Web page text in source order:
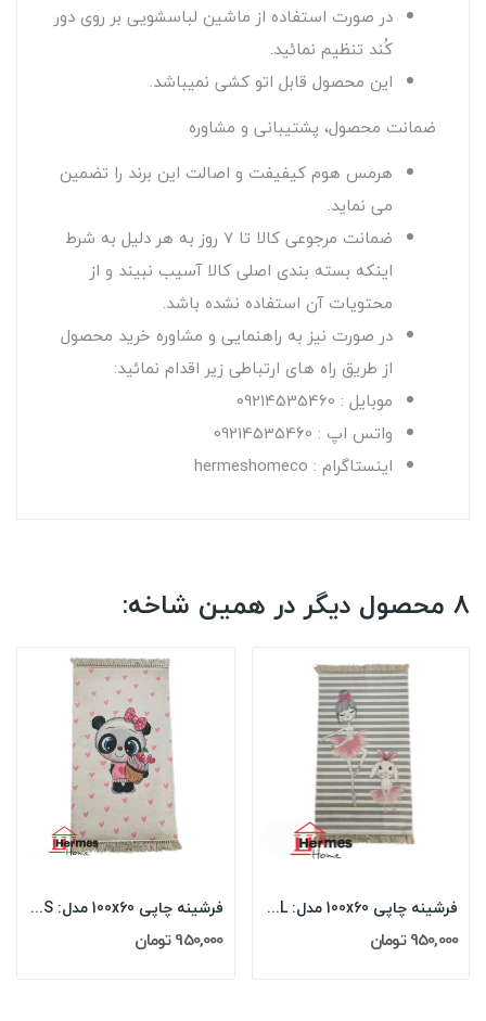
در صورت استفاده از ماشین لباسشویی بر روی دور
کُند تنظیم نمائید.
این محصول قابل اتو کشی نمیباشد.
ضمانت محصول، پشتیبانی و مشاوره
هرمس هوم کیفیفت و اصالت این برند را تضمین
می نماید.
ضمانت مرجوعی کالا تا 7 روز به هر دلیل به شرط
اینکه بسته بندی اصلی کالا آسیب نبیند و از
محتویات آن استفاده نشده باشد.
در صورت نیز به راهنمایی و مشاوره خرید محصول
از طریق راه های ارتباطی زیر اقدام نمائید:
موبایل : 09214535460
واتس اپ : 09214535460
اینستاگرام : hermeshomeco
8 محصول دیگر در همین شاخه:
فرشینه چاپی 100x60 مدل: PANDA KIDS
950,000 تومان
فرشینه چاپی 100x60 مدل: BALLERIN GIRL
950,000 تومان